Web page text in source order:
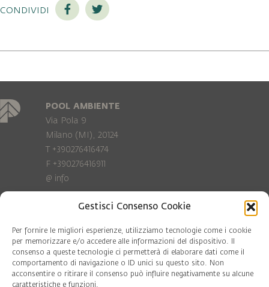
Gestisci Consenso Cookie
Per fornire le migliori esperienze, utilizziamo tecnologie come i cookie
per memorizzare e/o accedere alle informazioni del dispositivo. Il
consenso a queste tecnologie ci permetterà di elaborare dati come il
comportamento di navigazione o ID unici su questo sito. Non
acconsentire o ritirare il consenso può influire negativamente su alcune
caratteristiche e funzioni.
condividi
POOL AMBIENTE
Via Pola 9
Milano (MI), 20124
T +390276416474
F +390276416911
@ info
Privacy Policy
Cookie policy
COD. FISC. 97081560159
P.IVA 06375640965
© Pool Ambiente 2026